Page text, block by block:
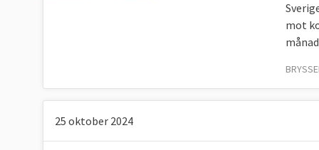
mot
25 oktober 2024